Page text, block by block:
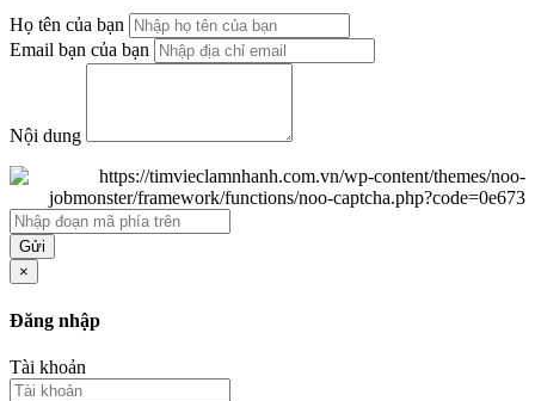
Họ tên của bạn
Email bạn của bạn
Nội dung
Gửi
×
Đăng nhập
Tài khoản